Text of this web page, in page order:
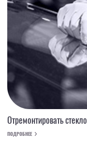
Отремонтировать стекло
ПОДРОБНЕЕ